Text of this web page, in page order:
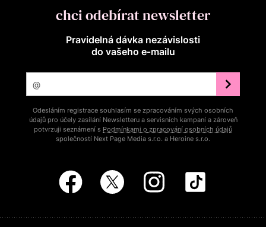
chci odebírat newsletter
Pravidelná dávka nezávislosti
do vašeho e‑mailu
Odesláním registrace souhlasím se zpracováním svých osobních
údajů pro účely zasílání Newsletteru a servisních kampaní a zároveň
potvrzuji seznámení s Podmínkami o zpracování osobních údajů
společností Next Page Media s.r.o. a Heroine s.r.o.